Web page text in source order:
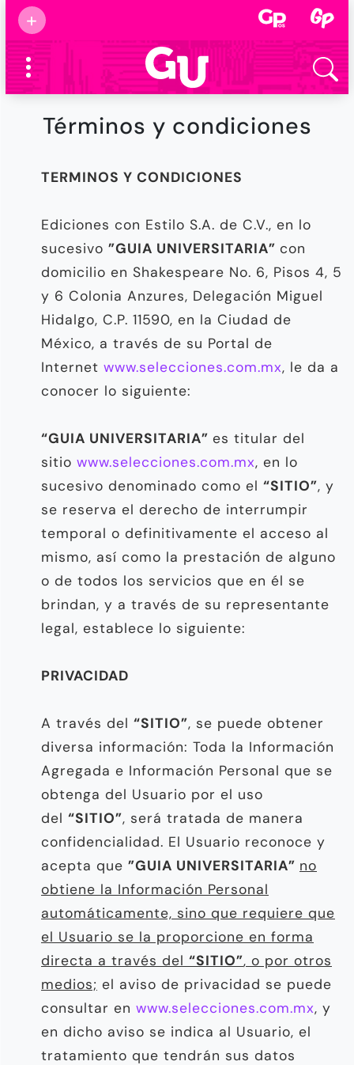
+
Supermamás
2025
Marcas de
confianza
Foro salud
Términos y condiciones
TERMINOS Y CONDICIONES
Ediciones con Estilo S.A. de C.V., en lo
sucesivo ”GUIA UNIVERSITARIA” con
domicilio en Shakespeare No. 6, Pisos 4, 5
y 6 Colonia Anzures, Delegación Miguel
Hidalgo, C.P. 11590, en la Ciudad de
México, a través de su Portal de
Internet www.selecciones.com.mx, le da a
conocer lo siguiente:
“GUIA UNIVERSITARIA” es titular del
sitio www.selecciones.com.mx, en lo
sucesivo denominado como el “SITIO”, y
se reserva el derecho de interrumpir
temporal o definitivamente el acceso al
mismo, así como la prestación de alguno
o de todos los servicios que en él se
brindan, y a través de su representante
legal, establece lo siguiente:
PRIVACIDAD
A través del “SITIO”, se puede obtener
diversa información: Toda la Información
Agregada e Información Personal que se
obtenga del Usuario por el uso
del “SITIO”, será tratada de manera
confidencialidad. El Usuario reconoce y
acepta que ”GUIA UNIVERSITARIA” no
obtiene la Información Personal
automáticamente, sino que requiere que
el Usuario se la proporcione en forma
directa a través del “SITIO”, o por otros
medios; el aviso de privacidad se puede
consultar en www.selecciones.com.mx, y
en dicho aviso se indica al Usuario, el
tratamiento que tendrán sus datos